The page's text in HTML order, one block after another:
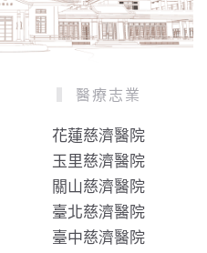
醫療志業
花蓮慈濟醫院
玉里慈濟醫院
關山慈濟醫院
臺北慈濟醫院
臺中慈濟醫院